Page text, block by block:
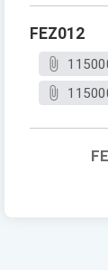
FEZ012